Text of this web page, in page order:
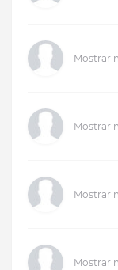
Mostrar
Mostrar
Mostrar
Mostrar